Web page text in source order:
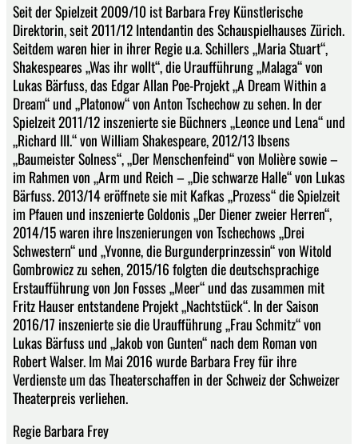
Seit der Spielzeit 2009/10 ist Barbara Frey Künstlerische
Direktorin, seit 2011/12 Intendantin des Schauspielhauses Zürich.
Seitdem waren hier in ihrer Regie u.a. Schillers „Maria Stuart“,
Shakespeares „Was ihr wollt“, die Uraufführung „Malaga“ von
Lukas Bärfuss, das Edgar Allan Poe-Projekt „A Dream Within a
Dream“ und „Platonow“ von Anton Tschechow zu sehen. In der
Spielzeit 2011/12 inszenierte sie Büchners „Leonce und Lena“ und
„Richard III.“ von William Shakespeare, 2012/13 Ibsens
„Baumeister Solness“, „Der Menschenfeind“ von Molière sowie –
im Rahmen von „Arm und Reich – „Die schwarze Halle“ von Lukas
Bärfuss. 2013/14 eröffnete sie mit Kafkas „Prozess“ die Spielzeit
im Pfauen und inszenierte Goldonis „Der Diener zweier Herren“,
2014/15 waren ihre Inszenierungen von Tschechows „Drei
Schwestern“ und „Yvonne, die Burgunderprinzessin“ von Witold
Gombrowicz zu sehen, 2015/16 folgten die deutschsprachige
Erstaufführung von Jon Fosses „Meer“ und das zusammen mit
Fritz Hauser entstandene Projekt „Nachtstück“. In der Saison
2016/17 inszenierte sie die Uraufführung „Frau Schmitz“ von
Lukas Bärfuss und „Jakob von Gunten“ nach dem Roman von
Robert Walser. Im Mai 2016 wurde Barbara Frey für ihre
Verdienste um das Theaterschaffen in der Schweiz der Schweizer
Theaterpreis verliehen.
Regie Barbara Frey